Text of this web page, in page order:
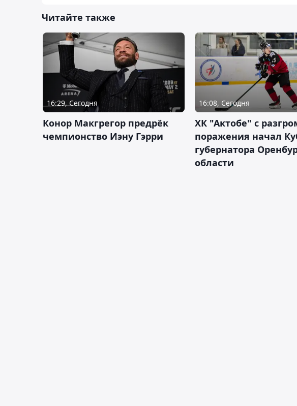
Читайте также
16:29, Сегодня
Конор Макгрегор предрёк
чемпионство Иэну Гэрри
16:08, Сегодня
ХК "Актобе" с
поражения начал
губернатора
области